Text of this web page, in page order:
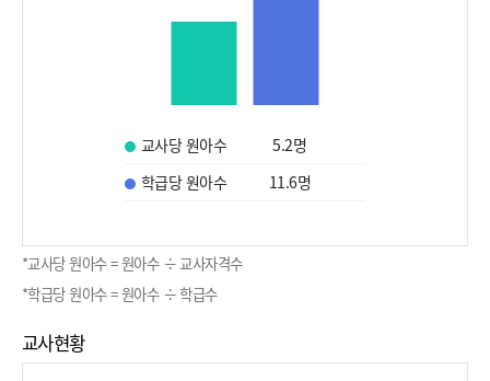
교사당 원아수 5.2명
학급당 원아수
11.6명
*교사당 원아수 = 원아수 ÷ 교사자격수
*학급당 원아수 = 원아수 ÷ 학급수
교사현황